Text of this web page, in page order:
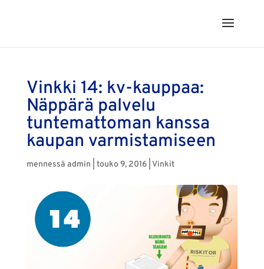
Vinkki 14: kv-kauppaa:
Näppärä palvelu
tuntemattoman kanssa
kaupan varmistamiseen
mennessä admin touko 9, 2016| Vinkit